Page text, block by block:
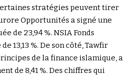
stratégies peuvent tirer
Opportunités a signé une
de 23,94 %. NSIA Fonds
13,13 %. De son côté, Tawfir
de la finance islamique, a
de 8,41 %. Des chiffres qui